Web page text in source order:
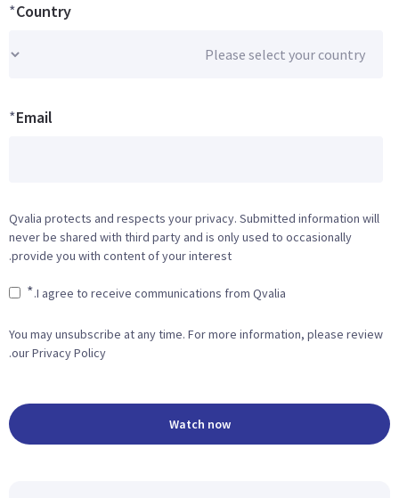
Country
*
Email
*
Qvalia protects and respects your privacy. Submitted information will
never be shared with third party and is only used to occasionally
provide you with content of your interest.
I agree to receive communications from Qvalia.
*
You may unsubscribe at any time. For more information, please review
our Privacy Policy.